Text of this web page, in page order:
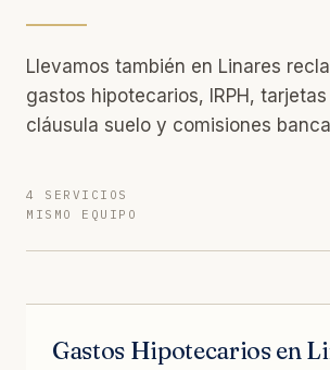
Llevamos también en Linares
gastos hipotecarios, IRPH,
cláusula suelo y comisiones
4 SERVICIOS
MISMO EQUIPO
Gastos Hipotecarios en